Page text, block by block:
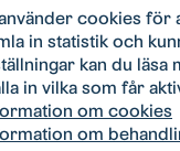
frn
cookies för
in statistik och
kan du läsa
in vilka som får
om cookies
om